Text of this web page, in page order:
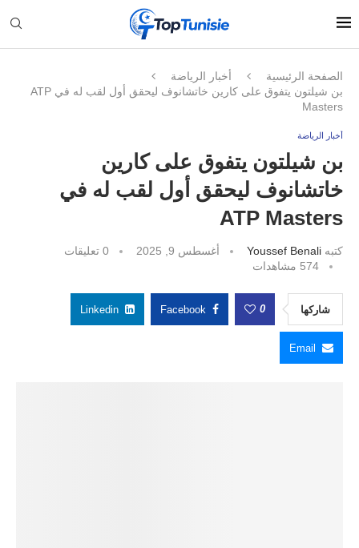
الصفحة الرئيسية
أخبار الرياضة
بن شيلتون يتفوق على كارين خاتشانوف ليحقق أول لقب له في ATP
Masters
أخبار الرياضة
بن شيلتون يتفوق على كارين
خاتشانوف ليحقق أول لقب له في
ATP Masters
كتبه Youssef Benali أغسطس 9, 2025
0 تعليقات
574 مشاهدات
شاركها 0
Facebook
Linkedin
Email